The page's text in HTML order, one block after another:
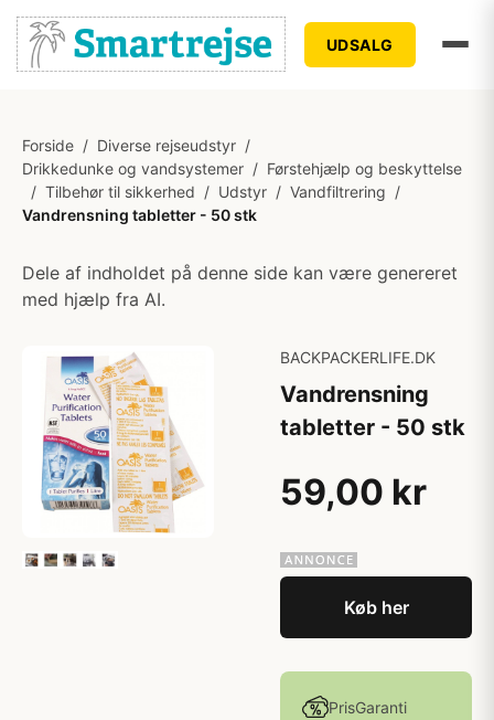
UDSALG
Forside / Diverse rejseudstyr /
Drikkedunke og vandsystemer / Førstehjælp og beskyttelse
/ Tilbehør til sikkerhed / Udstyr / Vandfiltrering /
Vandrensning tabletter - 50 stk
Dele af indholdet på denne side kan være genereret
med hjælp fra AI.
BACKPACKERLIFE.DK
Vandrensning
tabletter - 50 stk
59,00 kr
Køb her
PrisGaranti